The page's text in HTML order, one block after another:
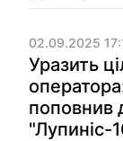
02.09.2025
Уразить
поповнив
"Лупиніс-